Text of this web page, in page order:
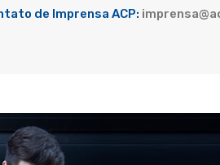
de Imprensa ACP: